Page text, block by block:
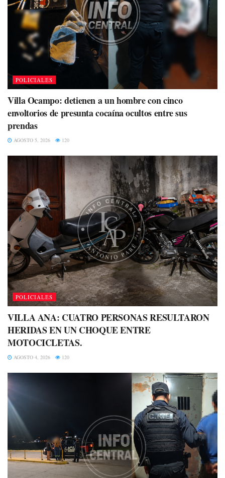
POLICIALES
Villa Ocampo: detienen a un hombre con cinco
envoltorios de presunta cocaína ocultos entre sus
prendas
AGOSTO 5, 2026 120
POLICIALES
VILLA ANA: CUATRO PERSONAS RESULTARON
HERIDAS EN UN CHOQUE ENTRE
MOTOCICLETAS.
AGOSTO 4, 2026 120